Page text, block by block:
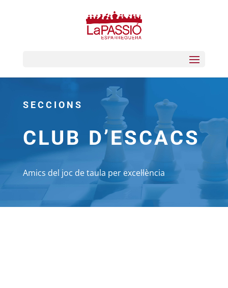
SECCIONS
CLUB D’ESCACS
Amics del joc de taula per excel·lència